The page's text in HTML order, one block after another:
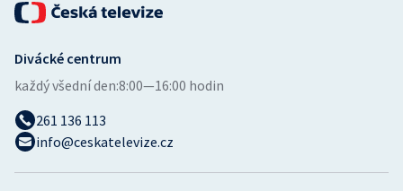
Divácké centrum
každý všední den:8:00—16:00 hodin
261 136 113
info@ceskatelevize.cz